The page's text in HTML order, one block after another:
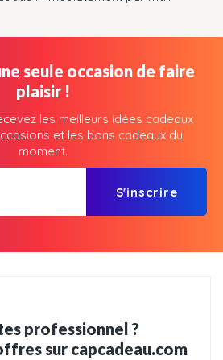
seule occasion de faire
plaisir !
les meilleurs idées cadeaux
et les bons cadeaux du
moment.
S'inscrire
professionnel ?
sur capcadeau.com